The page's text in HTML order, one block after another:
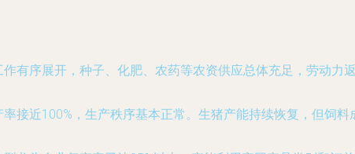
有序展开，种子、化肥、农药等农资供应总体充足，劳动力
接近100%，生产秩序基本正常。生猪产能持续恢复，但饲料